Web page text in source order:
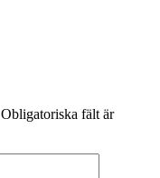
Obligatoriska fält är